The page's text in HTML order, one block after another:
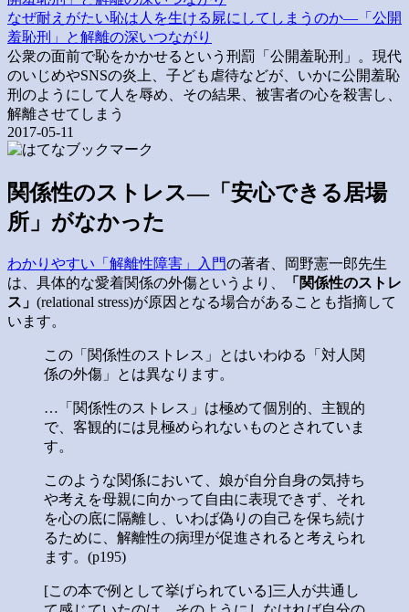
なぜ耐えがたい恥は人を生ける屍にしてしまうのか―「公開
羞恥刑」と解離の深いつながり
公衆の面前で恥をかかせるという刑罰「公開羞恥刑」。現代
のいじめやSNSの炎上、子ども虐待などが、いかに公開羞恥
刑のようにして人を辱め、その結果、被害者の心を殺害し、
解離させてしまう
2017-05-11
関係性のストレス―「安心できる居場
所」がなかった
わかりやすい「解離性障害」入門の著者、岡野憲一郎先生
は、具体的な愛着関係の外傷というより、
「関係性のストレ
ス」 (relational stress)が原因となる場合があることも指摘して
います。
この「関係性のストレス」とはいわゆる「対人関
係の外傷」とは異なります。
…「関係性のストレス」は極めて個別的、主観的
で、客観的には見極められないものとされていま
す。
このような関係において、娘が自分自身の気持ち
や考えを母親に向かって自由に表現できず、それ
を心の底に隔離し、いわば偽りの自己を保ち続け
るために、解離性の病理が促進されると考えられ
ます。(p195)
[この本で例として挙げられている]三人が共通し